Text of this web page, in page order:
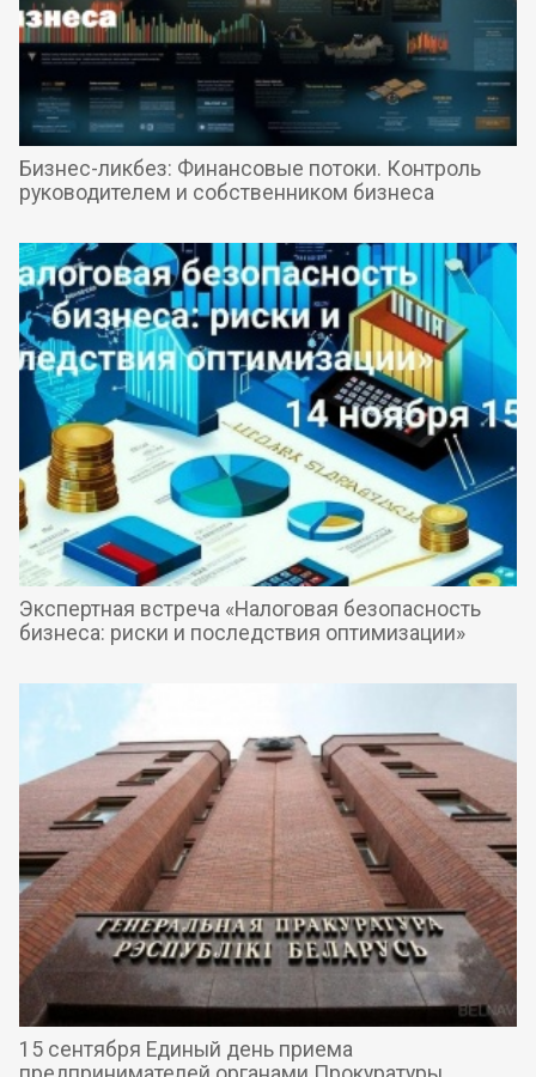
Бизнес-ликбез: Финансовые потоки. Контроль
руководителем и собственником бизнеса
Экспертная встреча «Налоговая безопасность
бизнеса: риски и последствия оптимизации»
15 сентября Единый день приема